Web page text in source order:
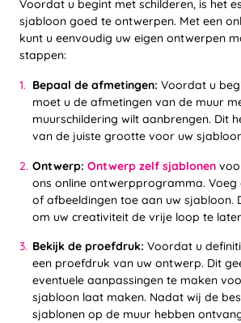
Voordat u begint met schilderen, is het
sjabloon goed te ontwerpen. Met een
kunt u eenvoudig uw eigen ontwerpen
stappen:
Bepaal de afmetingen: Voordat u
moet u de afmetingen van de muur
muurschildering wilt aanbrengen. Dit
van de juiste grootte voor uw
Ontwerp: Ontwerp zelf sjablonen
ons online ontwerpprogramma. Voeg
of afbeeldingen toe aan uw sjabloon.
om uw creativiteit de vrije loop te
Bekijk de proefdruk: Voordat u
een proefdruk van uw ontwerp. Dit
eventuele aanpassingen te maken
sjabloon laat maken. Nadat wij de
sjablonen op de muur hebben